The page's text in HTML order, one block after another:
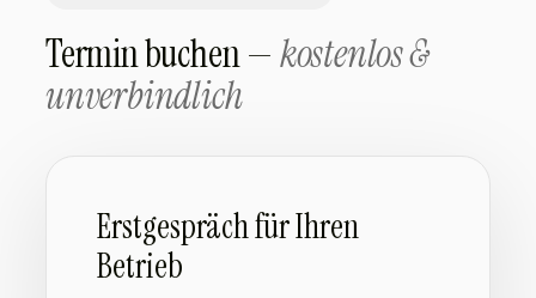
Termin buchen —kostenlos &
unverbindlich
Erstgespräch für Ihren
Betrieb